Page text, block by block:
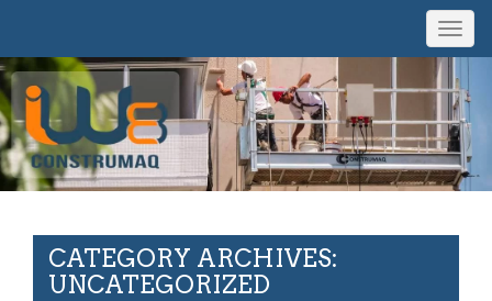
CATEGORY ARCHIVES:
UNCATEGORIZED